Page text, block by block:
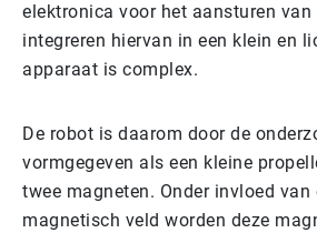
elektronica voor het aansturen van
integreren hiervan in een klein en
apparaat is complex.
De robot is daarom door de
vormgegeven als een kleine
twee magneten. Onder invloed van
magnetisch veld worden deze